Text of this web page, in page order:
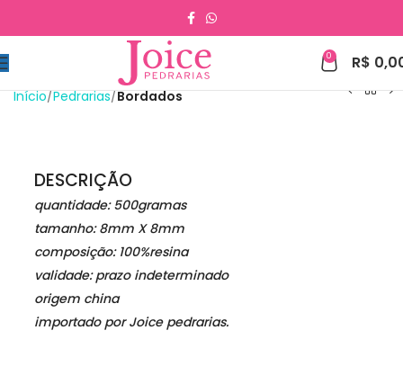
0 R$
Início Pedrarias Bordados
DESCRIÇÃO
quantidade: 500gramas
tamanho: 8mm X 8mm
composição: 100%resina
validade: prazo indeterminado
origem china
importado por Joice pedrarias.